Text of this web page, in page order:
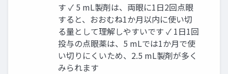
す ✓ 5 mL製剤は、両眼に1日2回点眼
すると、おおむね1か月以内に使い切
る量として理解しやすいです ✓ 1日1回
投与の点眼薬は、5 mLでは1か月で使
い切りにくいため、2.5 mL製剤が多く
みられます